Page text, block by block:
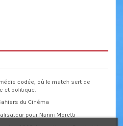
codée, où le match sert de
et politique.
du Cinéma
pour Nanni Moretti